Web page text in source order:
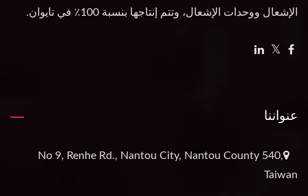
الإشعال ووحدات الإشعال، وتتم إنتاجها بنسبة 100٪ في تايوان.
عنواننا
No 9, Renhe Rd., Nantou City, Nantou County 540,
Taiwan